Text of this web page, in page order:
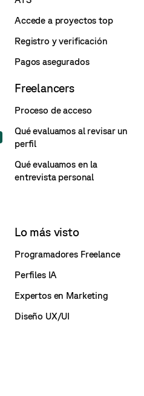
Accede a proyectos top
Registro y verificación
Pagos asegurados
Freelancers
Proceso de acceso
Qué evaluamos al revisar un
perfil
Qué evaluamos en la
entrevista personal
Lo más visto
Programadores Freelance
Perfiles IA
Expertos en Marketing
Diseño UX/UI